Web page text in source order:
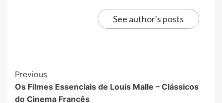
See author's posts
Previous
Os Filmes Essenciais de Louis Malle – Clássicos
do Cinema Francês